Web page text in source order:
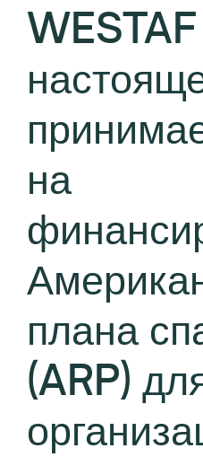
на
плана
(ARP)